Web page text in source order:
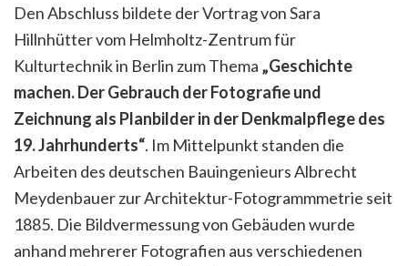
Den Abschluss bildete der Vortrag von Sara
Hillnhütter vom Helmholtz-Zentrum für
Kulturtechnik in Berlin zum Thema „Geschichte
machen. Der Gebrauch der Fotografie und
Zeichnung als Planbilder in der Denkmalpflege des
19. Jahrhunderts“. Im Mittelpunkt standen die
Arbeiten des deutschen Bauingenieurs Albrecht
Meydenbauer zur Architektur-Fotogrammmetrie seit
1885. Die Bildvermessung von Gebäuden wurde
anhand mehrerer Fotografien aus verschiedenen